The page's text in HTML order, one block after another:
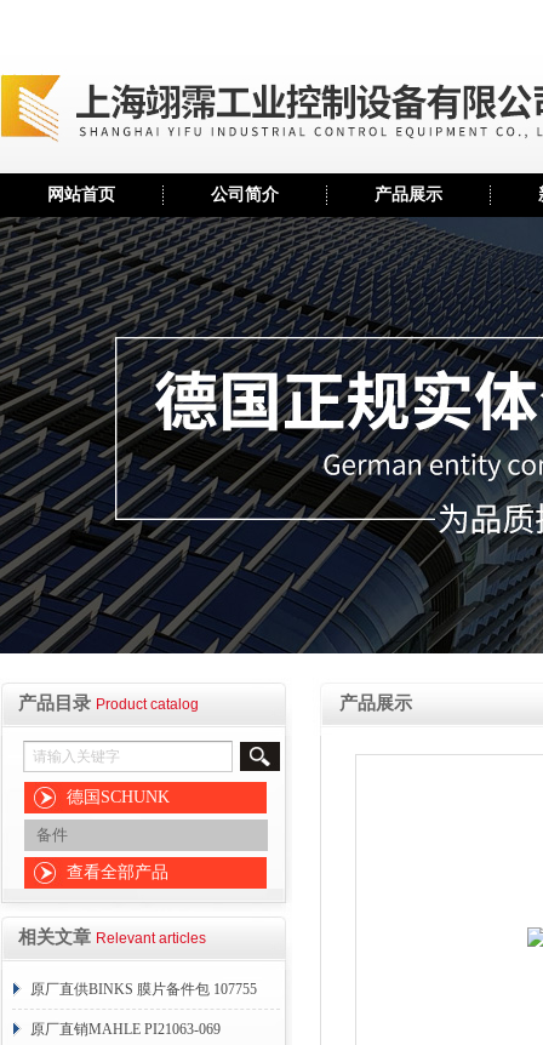
网站首页 公司简介 产品展示
产品目录 Product catalog
德国SCHUNK
备件
查看全部产品
相关文章 Relevant articles
原厂直供BINKS 膜片备件包 107755
原厂直销MAHLE PI21063-069
产品展示